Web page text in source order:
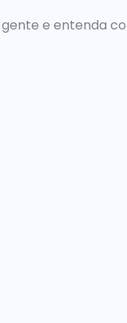
e entenda